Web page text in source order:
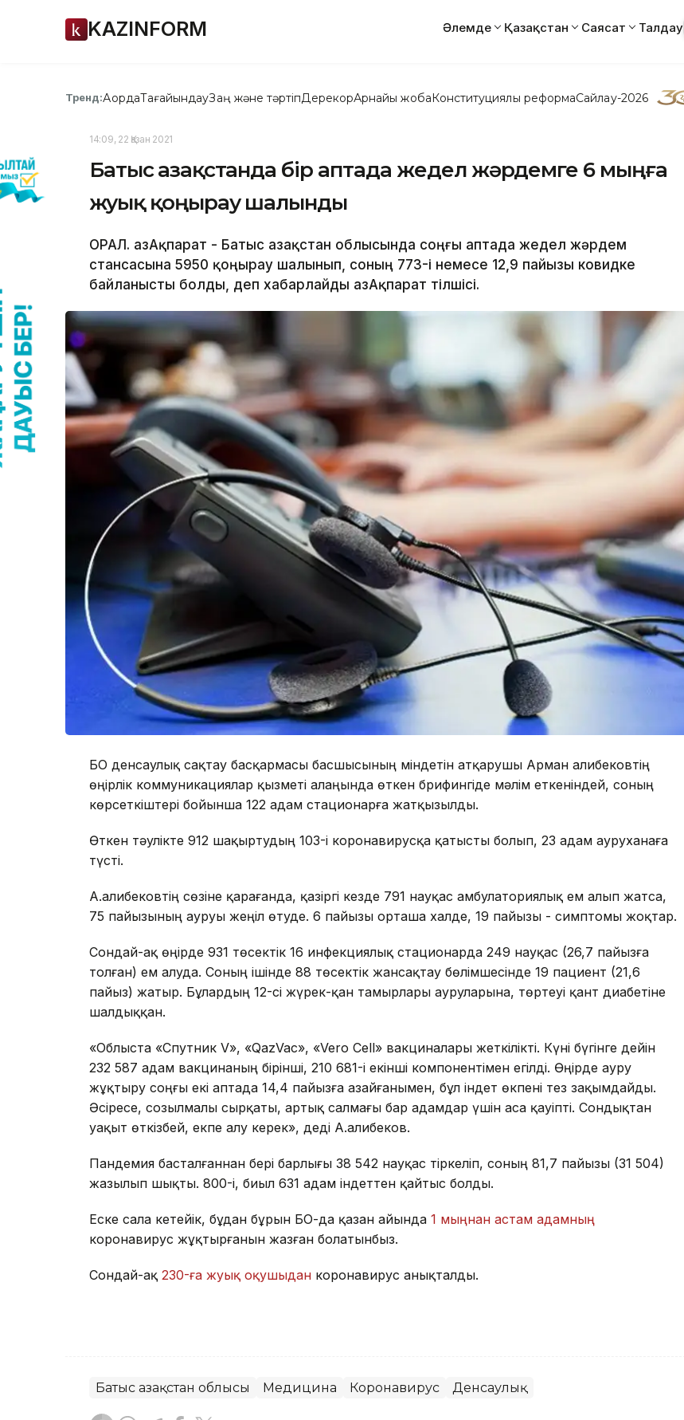
KAZINFORM Әлемде Қазақстан Саясат Талдау
Тренд:АқордаТағайындауЗаң және тәртіпДерекқорАрнайы жобаКонституциялық реформаСайлау-2026
14:09, 22 Қазан 2021
Батыс Қазақстанда бір аптада жедел жәрдемге 6 мыңға
жуық қоңырау шалынды
ОРАЛ. ҚазАқпарат - Батыс Қазақстан облысында соңғы аптада жедел жәрдем
стансасына 5950 қоңырау шалынып, соның 773-і немесе 12,9 пайызы ковидке
байланысты болды, деп хабарлайды ҚазАқпарат тілшісі.
БҚО денсаулық сақтау басқармасы басшысының міндетін атқарушы Арман Қалибековтің
өңірлік коммуникациялар қызметі алаңында өткен брифингіде мәлім еткеніндей, соның
көрсеткіштері бойынша 122 адам стационарға жатқызылды.
Өткен тәулікте 912 шақыртудың 103-і коронавирусқа қатысты болып, 23 адам ауруханаға
түсті.
А.Қалибековтің сөзіне қарағанда, қазіргі кезде 791 науқас амбулаториялық ем алып жатса,
75 пайызының ауруы жеңіл өтуде. 6 пайызы орташа халде, 19 пайызы - симптомы жоқтар.
Сондай-ақ өңірде 931 төсектік 16 инфекциялық стационарда 249 науқас (26,7 пайызға
толған) ем алуда. Соның ішінде 88 төсектік жансақтау бөлімшесінде 19 пациент (21,6
пайыз) жатыр. Бұлардың 12-сі жүрек-қан тамырлары ауруларына, төртеуі қант диабетіне
шалдыққан.
«Облыста «Спутник V», «QazVac», «Vero Cell» вакциналары жеткілікті. Күні бүгінге дейін
232 587 адам вакцинаның бірінші, 210 681-і екінші компонентімен егілді. Өңірде ауру
жұқтыру соңғы екі аптада 14,4 пайызға азайғанымен, бұл індет өкпені тез зақымдайды.
Әсіресе, созылмалы сырқаты, артық салмағы бар адамдар үшін аса қауіпті. Сондықтан
уақыт өткізбей, екпе алу керек», деді А.Қалибеков.
Пандемия басталғаннан бері барлығы 38 542 науқас тіркеліп, соның 81,7 пайызы (31 504)
жазылып шықты. 800-і, биыл 631 адам індеттен қайтыс болды.
Еске сала кетейік, бұдан бұрын БҚО-да қазан айында 1 мыңнан астам адамның
коронавирус жұқтырғанын жазған болатынбыз.
Сондай-ақ 230-ға жуық оқушыдан коронавирус анықталды.
Батыс Қазақстан облысы Медицина Коронавирус Денсаулық